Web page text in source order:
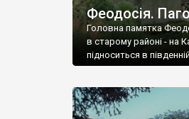
Феодосія.
Головна памятка
в старому районі - на
підноситься в